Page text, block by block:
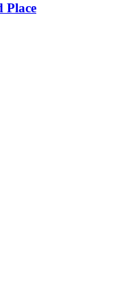
Place